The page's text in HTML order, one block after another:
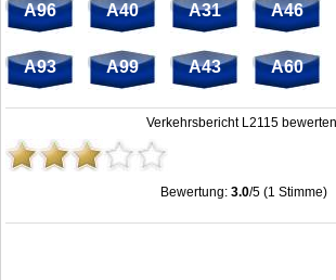
A96 A40 A31 A46
A93 A99 A43 A60
Verkehrsbericht L2115
Bewertung: 3.0/5 (1 Stimme)
Stau L2115: Unfälle, Sperrung & Baustellen |